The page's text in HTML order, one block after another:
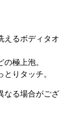
るボディタオ
極上泡。
りタッチ。
なる場合がござ